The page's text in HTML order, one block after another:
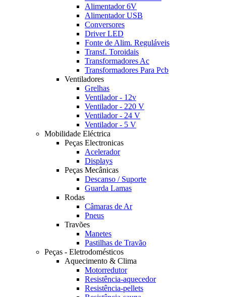
Alimentador 6V
Alimentador USB
Conversores
Driver LED
Fonte de Alim. Reguláveis
Transf. Toroidais
Transformadores Ac
Transformadores Para Pcb
Ventiladores
Grelhas
Ventilador - 12v
Ventilador - 220 V
Ventilador - 24 V
Ventilador - 5 V
Mobilidade Eléctrica
Peças Electronicas
Acelerador
Displays
Peças Mecânicas
Descanso / Suporte
Guarda Lamas
Rodas
Câmaras de Ar
Pneus
Travões
Manetes
Pastilhas de Travão
Peças - Eletrodomésticos
Aquecimento & Clima
Motorredutor
Resistência-aquecedor
Resistência-pellets